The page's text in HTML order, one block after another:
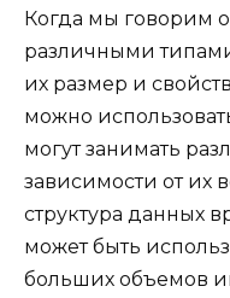
Когда мы говорим
различными
их размер и
можно
могут занимать
зависимости от их
структура данных
может быть
больших объемов